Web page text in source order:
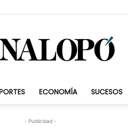
Vinalopó.com
ECONOMÍA SUCESOS
- Publicidad -